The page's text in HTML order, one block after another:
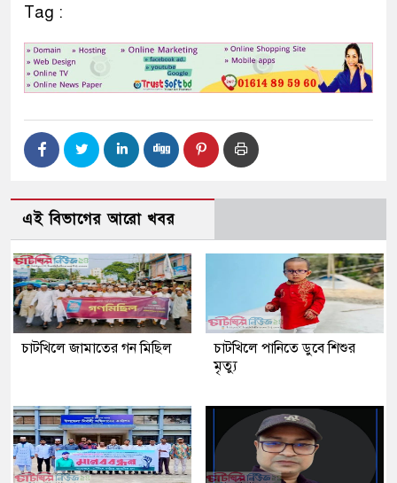
Tag :
এই বিভাগের আরো খবর
চাটখিলে জামাতের গন মিছিল
চাটখিলে পানিতে ডুবে শিশুর
মৃত্যু